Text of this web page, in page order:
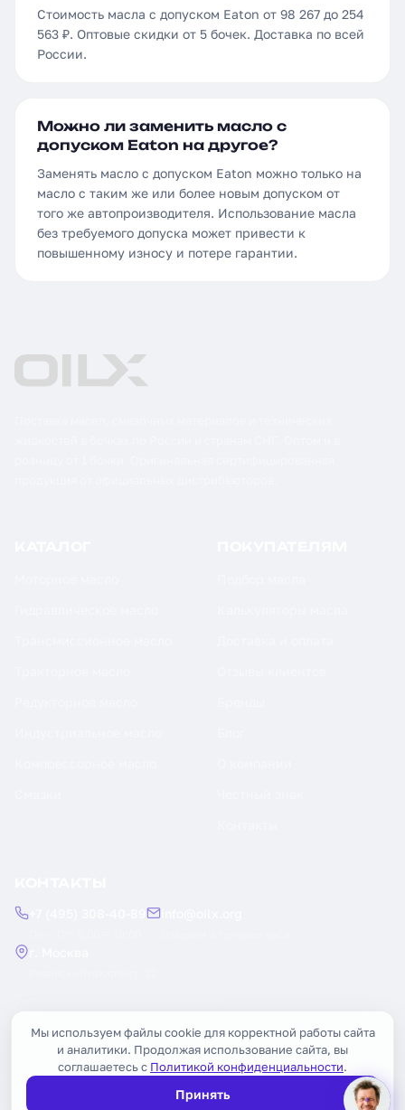
Стоимость масла с допуском Eaton от 98 267 до 254
563 ₽. Оптовые скидки от 5 бочек. Доставка по всей
России.
Можно ли заменить масло с
допуском Eaton на другое?
Заменять масло с допуском Eaton можно только на
масло с таким же или более новым допуском от
того же автопроизводителя. Использование масла
без требуемого допуска может привести к
повышенному износу и потере гарантии.
© 2026 OILX. Все права защищены.
Мы используем файлы cookie для корректной работы сайта
и аналитики. Продолжая использование сайта, вы
соглашаетесь с Политикой конфиденциальности.
Принять